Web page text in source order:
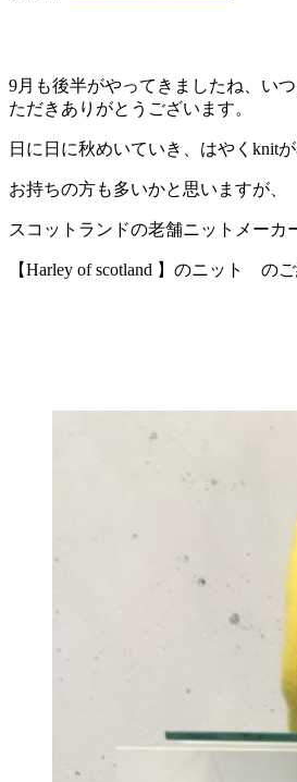
9月も後半がやってきましたね、い
ただきありがとうございます。
日に日に秋めいていき、はやくknit
お持ちの方も多いかと思いますが、
スコットランドの老舗ニットメーカ
【Harley of scotland 】のニット のご